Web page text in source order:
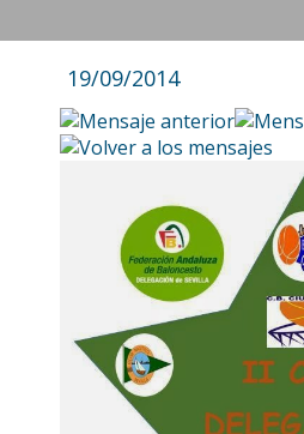
19/09/2014